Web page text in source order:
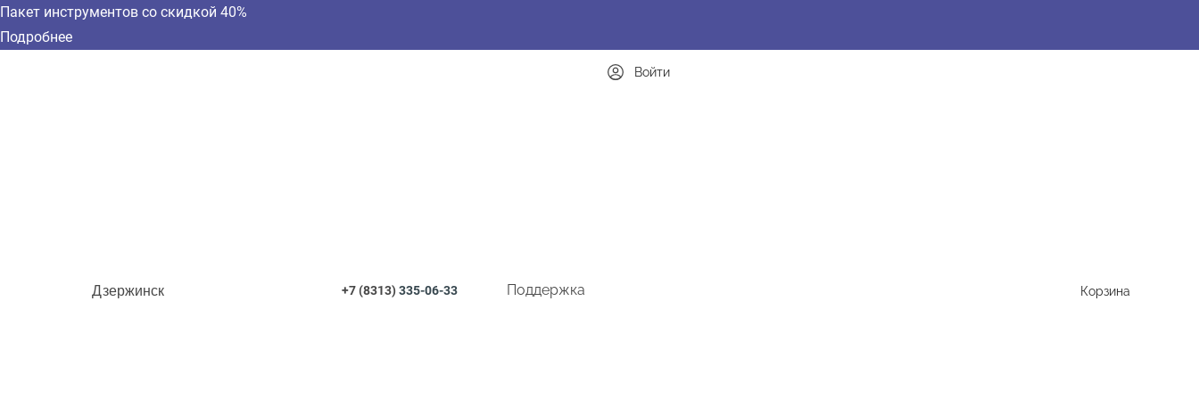
Пакет инструментов со скидкой 40%
Подробнее
Дзержинск +7 (8313)335-06-33 Поддержка
Войти
Корзина